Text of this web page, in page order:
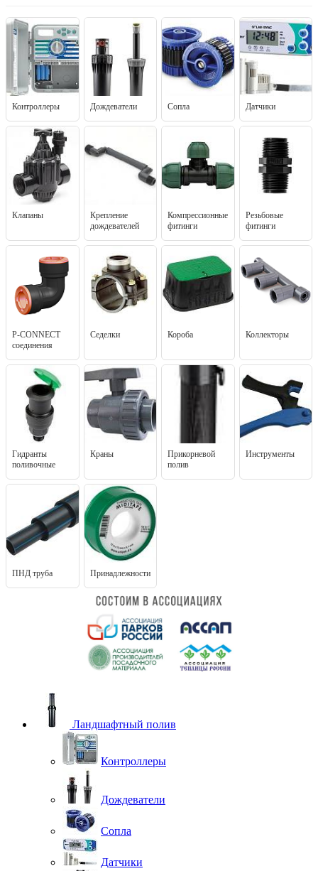
Контроллеры Дождеватели Сопла Датчики
Клапаны
Крепление
дождевателей
Компрессионные
фитинги
Резьбовые
фитинги
P-CONNECT
соединения
Седелки Короба Коллекторы
Гидранты
поливочные
Краны
Прикорневой
полив
Инструменты
ПНД труба Принадлежности
Ландшафтный полив
Контроллеры
Дождеватели
Сопла
Датчики